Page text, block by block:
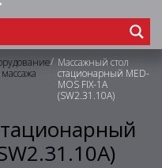
/ Массажный стол
стационарный MED-
MOS FIX-1A
(SW2.31.10A)